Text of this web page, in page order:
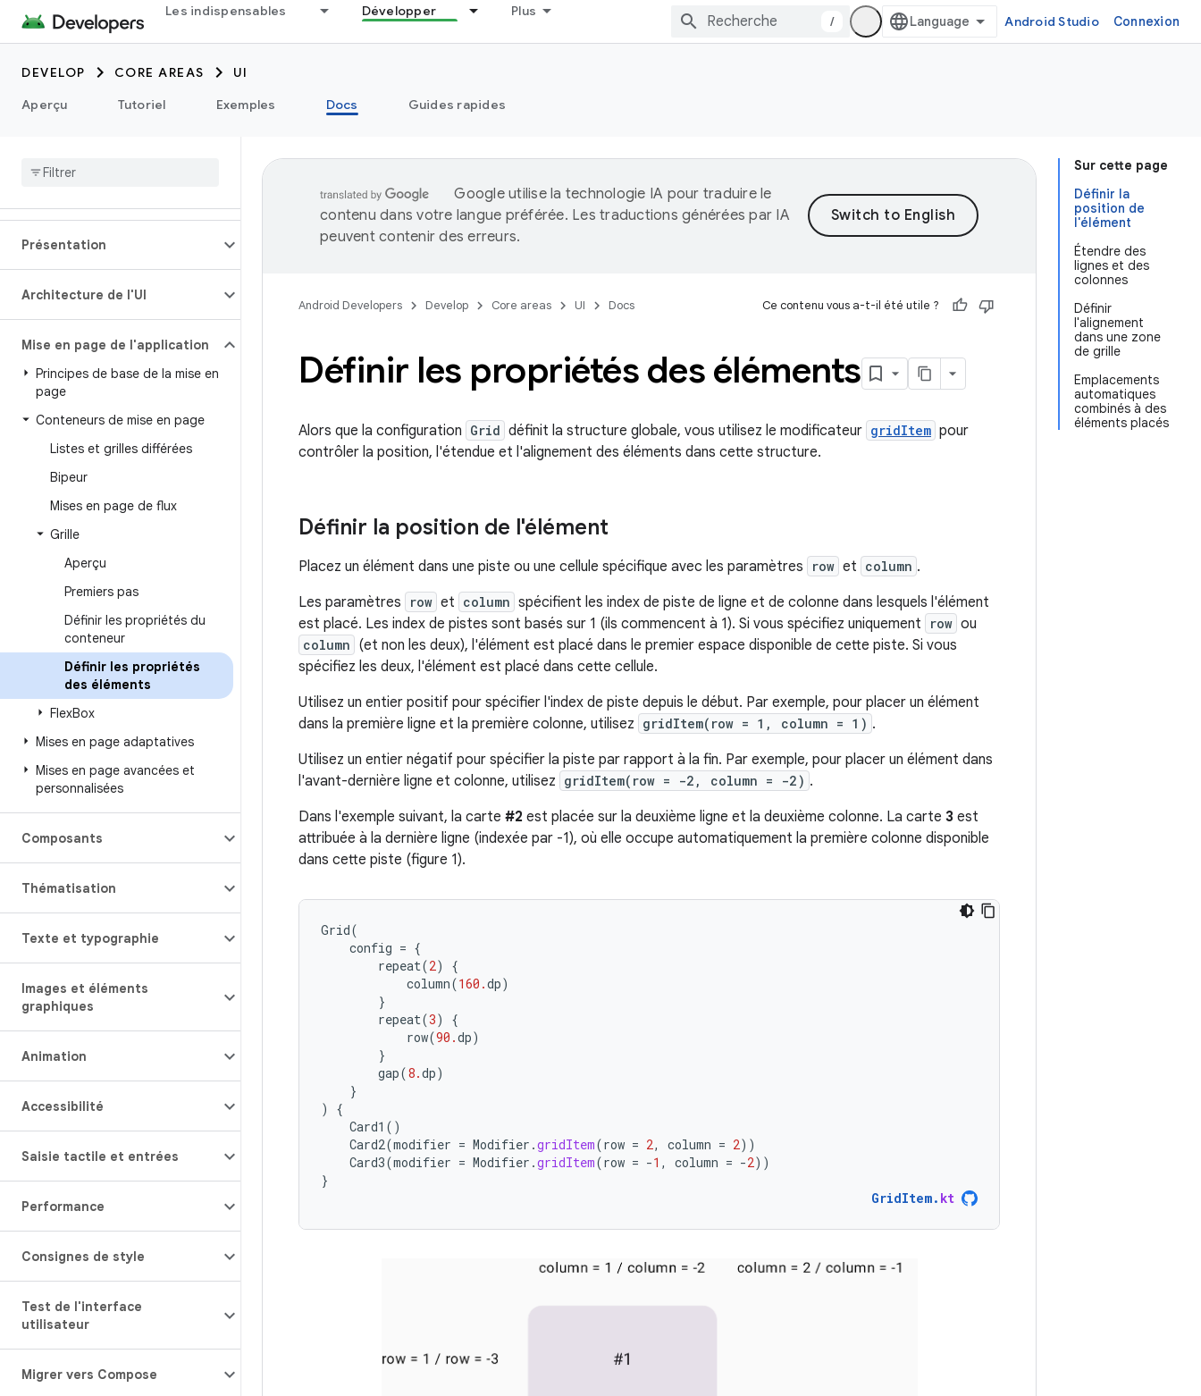
Les indispensables Développer Plus
/ Android Studio Connexion
DEVELOP CORE AREAS
UI
Aperçu
Tutoriel Exemples Docs Guides rapides
Présentation
Architecture de l'UI
Mise en page de l'application
Principes de base de la mise en
page
Conteneurs de mise en page
Listes et grilles différées
Bipeur
Mises en page de flux
Grille
Aperçu
Premiers pas
Définir les propriétés du
conteneur
Définir les propriétés
des éléments
FlexBox
Mises en page adaptatives
Mises en page avancées et
personnalisées
Composants
Thématisation
Texte et typographie
Images et éléments
graphiques
Animation
Accessibilité
Saisie tactile et entrées
Performance
Consignes de style
Test de l'interface
utilisateur
Migrer vers Compose
Sur cette page
Définir la
position de
l'élément
Étendre des
lignes et des
colonnes
Définir
l'alignement
dans une zone
de grille
Emplacements
automatiques
combinés à des
éléments placés
Google utilise la technologie IA pour traduire le
contenu dans votre langue préférée. Les traductions générées par IA
peuvent contenir des erreurs.
Android Developers Develop Core areas UI Docs Ce contenu vous a-t-il été utile ?
Définir les propriétés des éléments
Alors que la configuration Grid définit la structure globale, vous utilisez le modificateur gridItem pour
contrôler la position, l'étendue et l'alignement des éléments dans cette structure.
Définir la position de l'élément
Placez un élément dans une piste ou une cellule spécifique avec les paramètres row et column .
Les paramètres
row et column spécifient les index de piste de ligne et de colonne dans lesquels l'élément
est placé. Les index de pistes sont basés sur 1 (ils commencent à 1). Si vous spécifiez uniquement
row ou
column (et non les deux), l'élément est placé dans le premier espace disponible de cette piste. Si vous
spécifiez les deux, l'élément est placé dans cette cellule.
Utilisez un entier positif pour spécifier l'index de piste depuis le début. Par exemple, pour placer un élément
dans la première ligne et la première colonne, utilisez gridItem(row = 1, column = 1) .
Utilisez un entier négatif pour spécifier la piste par rapport à la fin. Par exemple, pour placer un élément dans
l'avant-dernière ligne et colonne, utilisez gridItem(row = -2, column = -2) .
Dans l'exemple suivant, la carte #2 est placée sur la deuxième ligne et la deuxième colonne. La carte 3 est
attribuée à la dernière ligne (indexée par -1), où elle occupe automatiquement la première colonne disponible
dans cette piste (figure 1).
Grid(
config = {
repeat(2)
{
column(160.dp)
}
repeat(3)
{
row(90.dp)
}
gap(8.dp)
}
)
{
Card1 ()
Card2(modifier = Modifier .gridItem(row = 2, column = 2))
Card3(modifier = Modifier .gridItem(row = -1 , column = -2))
}
GridItem. kt